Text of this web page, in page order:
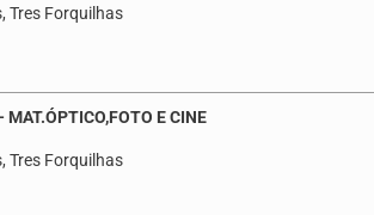
Tres Forquilhas
E CINE
Tres Forquilhas